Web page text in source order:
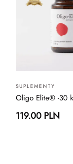
SUPLEMENTY
Oligo Elite® -30
119.00 PLN